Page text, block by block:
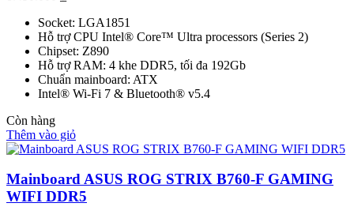
Socket: LGA1851
Hỗ trợ CPU Intel® Core™ Ultra processors (Series 2)
Chipset: Z890
Hỗ trợ RAM: 4 khe DDR5, tối đa 192Gb
Chuẩn mainboard: ATX
Intel® Wi-Fi 7 & Bluetooth® v5.4
Còn hàng
Thêm vào giỏ
Mainboard ASUS ROG STRIX B760-F GAMING
WIFI DDR5